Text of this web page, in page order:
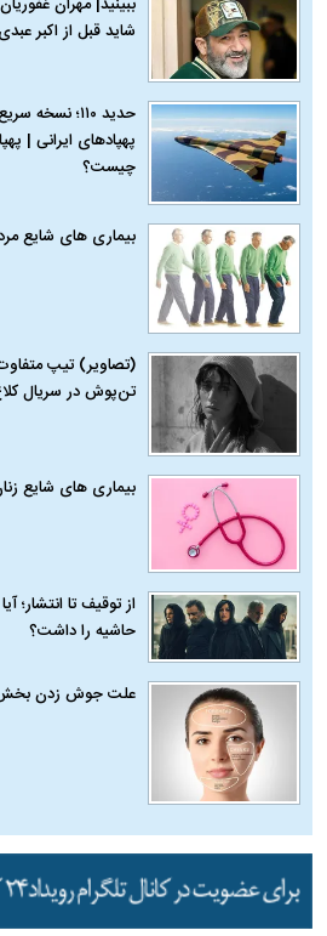
شاید قبل از اکبر
حدید ۱۱۰؛ نسخه
پهپادهای ایرانی |
چیست؟
بیماری‌ های شایع
(تصاویر) تیپ
تن‌پوش در سریال
بیماری‌ های شایع
از توقیف تا
حاشیه را داشت؟
علت جوش زدن